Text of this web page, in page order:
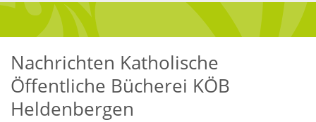
Nachrichten Katholische
Öffentliche Bücherei KÖB
Heldenbergen